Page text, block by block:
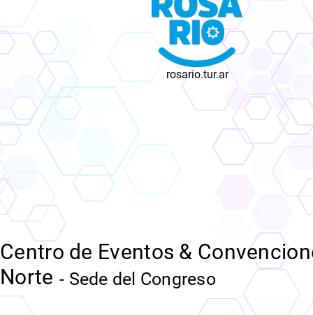
rosario.tur.ar
Centro de Eventos &
Norte - Sede del Congreso